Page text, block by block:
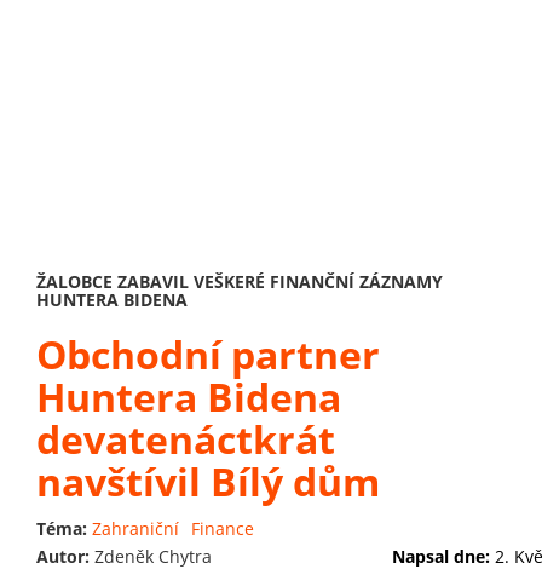
ŽALOBCE ZABAVIL VEŠKERÉ FINANČNÍ ZÁZNAMY
HUNTERA BIDENA
Obchodní partner
Huntera Bidena
devatenáctkrát
navštívil Bílý dům
Téma: Zahraniční Finance
Autor: Zdeněk Chytra Napsal dne: 2.